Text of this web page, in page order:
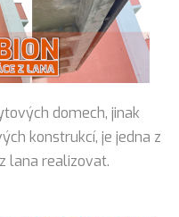
domech, jinak
konstrukcí, je jedna z
lana realizovat.